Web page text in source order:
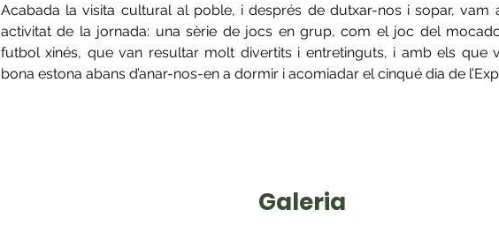
Acabada la visita cultural al poble, i després de dutxar-nos i sopar, vam
activitat de la jornada: una sèrie de jocs en grup, com el joc del
futbol xinés, que van resultar molt divertits i entretinguts, i amb els que
bona estona abans d’anar-nos-en a dormir i acomiadar el cinqué dia de
Galeria